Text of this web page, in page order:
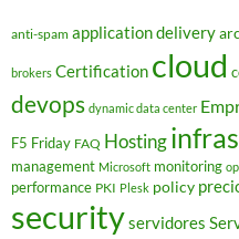
anti-spam application delivery
brokers Certification cloud
devops dynamic data center
F5 Friday FAQ Hosting
management Microsoft monitoring
performance PKI Plesk policy
securityservidores